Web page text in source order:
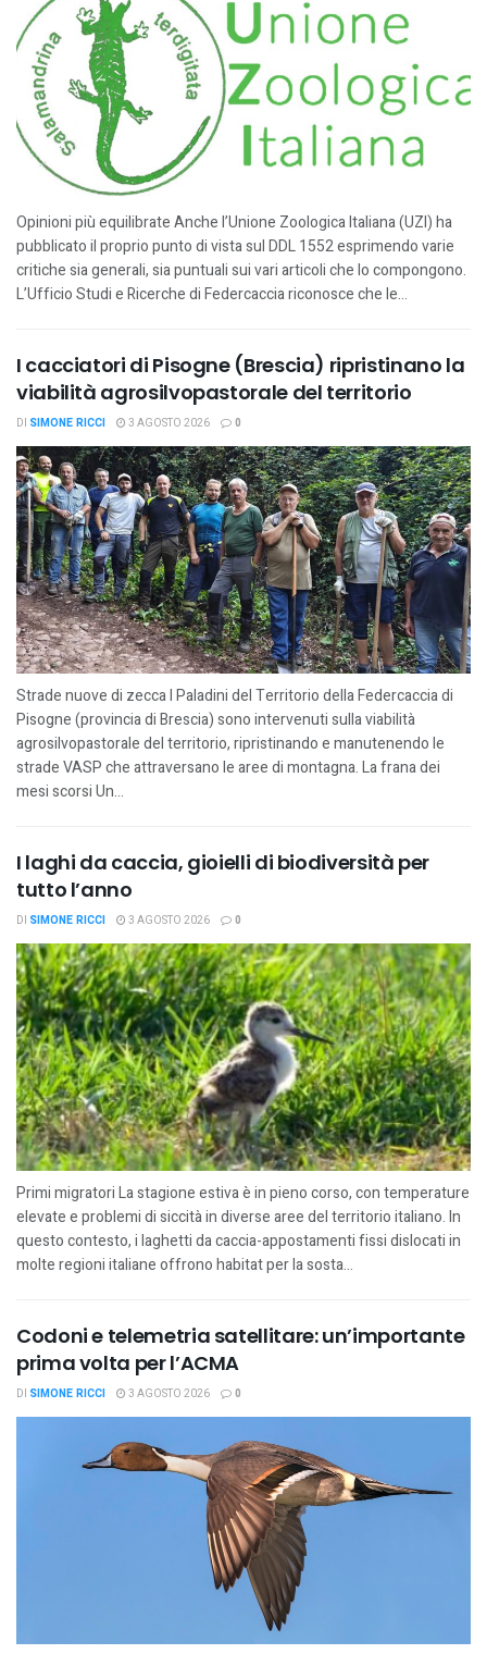
Opinioni più equilibrate Anche l’Unione Zoologica Italiana (UZI) ha
pubblicato il proprio punto di vista sul DDL 1552 esprimendo varie
critiche sia generali, sia puntuali sui vari articoli che lo compongono.
L’Ufficio Studi e Ricerche di Federcaccia riconosce che le...
I cacciatori di Pisogne (Brescia) ripristinano la
viabilità agrosilvopastorale del territorio
DI SIMONE RICCI 3 AGOSTO 2026 0
Strade nuove di zecca I Paladini del Territorio della Federcaccia di
Pisogne (provincia di Brescia) sono intervenuti sulla viabilità
agrosilvopastorale del territorio, ripristinando e manutenendo le
strade VASP che attraversano le aree di montagna. La frana dei
mesi scorsi Un...
I laghi da caccia, gioielli di biodiversità per
tutto l’anno
DI SIMONE RICCI 3 AGOSTO 2026 0
Primi migratori La stagione estiva è in pieno corso, con temperature
elevate e problemi di siccità in diverse aree del territorio italiano. In
questo contesto, i laghetti da caccia-appostamenti fissi dislocati in
molte regioni italiane offrono habitat per la sosta...
Codoni e telemetria satellitare: un’importante
prima volta per l’ACMA
DI SIMONE RICCI 3 AGOSTO 2026 0